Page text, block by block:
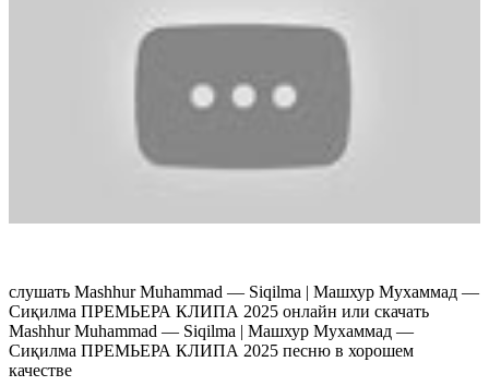
слушать Mashhur Muhammad — Siqilma | Машхур Мухаммад —
Сиқилма ПРЕМЬЕРА КЛИПА 2025 онлайн или скачать
Mashhur Muhammad — Siqilma | Машхур Мухаммад —
Сиқилма ПРЕМЬЕРА КЛИПА 2025 песню в хорошем
качестве